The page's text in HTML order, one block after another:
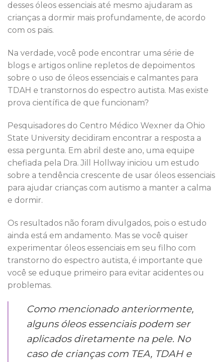
desses óleos essenciais até mesmo ajudaram as
crianças a dormir mais profundamente, de acordo
com os pais.
Na verdade, você pode encontrar uma série de
blogs e artigos online repletos de depoimentos
sobre o uso de óleos essenciais e calmantes para
TDAH e transtornos do espectro autista. Mas existe
prova científica de que funcionam?
Pesquisadores do Centro Médico Wexner da Ohio
State University decidiram encontrar a resposta a
essa pergunta. Em abril deste ano, uma equipe
chefiada pela Dra. Jill Hollway iniciou um estudo
sobre a tendência crescente de usar óleos essenciais
para ajudar crianças com autismo a manter a calma
e dormir.
Os resultados não foram divulgados, pois o estudo
ainda está em andamento. Mas se você quiser
experimentar óleos essenciais em seu filho com
transtorno do espectro autista, é importante que
você se eduque primeiro para evitar acidentes ou
problemas.
Como mencionado anteriormente,
alguns óleos essenciais podem ser
aplicados diretamente na pele. No
caso de crianças com TEA, TDAH e